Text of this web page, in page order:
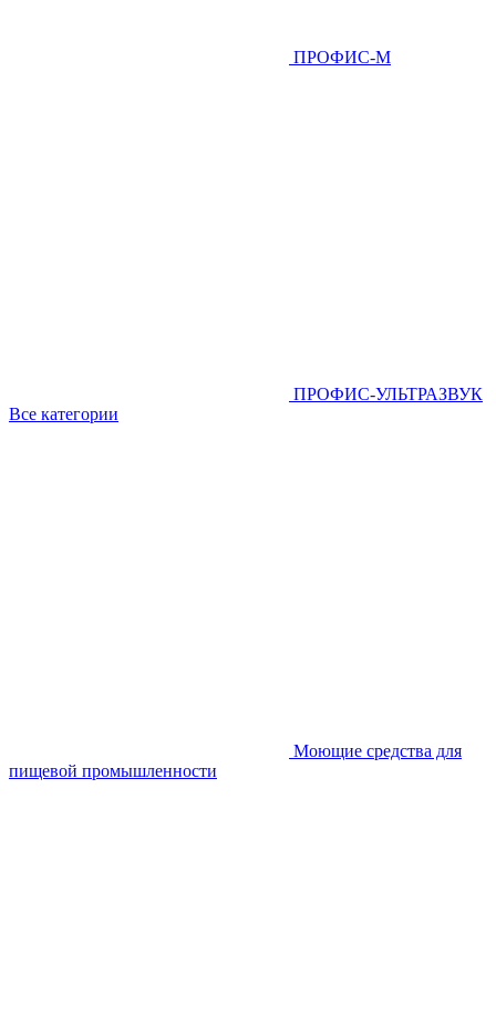
ПРОФИС-М
ПРОФИС-УЛЬТРАЗВУК
Все категории
Моющие средства для
пищевой промышленности